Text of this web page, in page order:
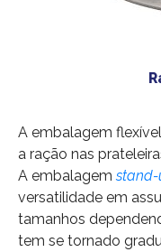
A embalagem
a ração nas
A embalagem
versatilidade em
tamanhos
tem se tornado